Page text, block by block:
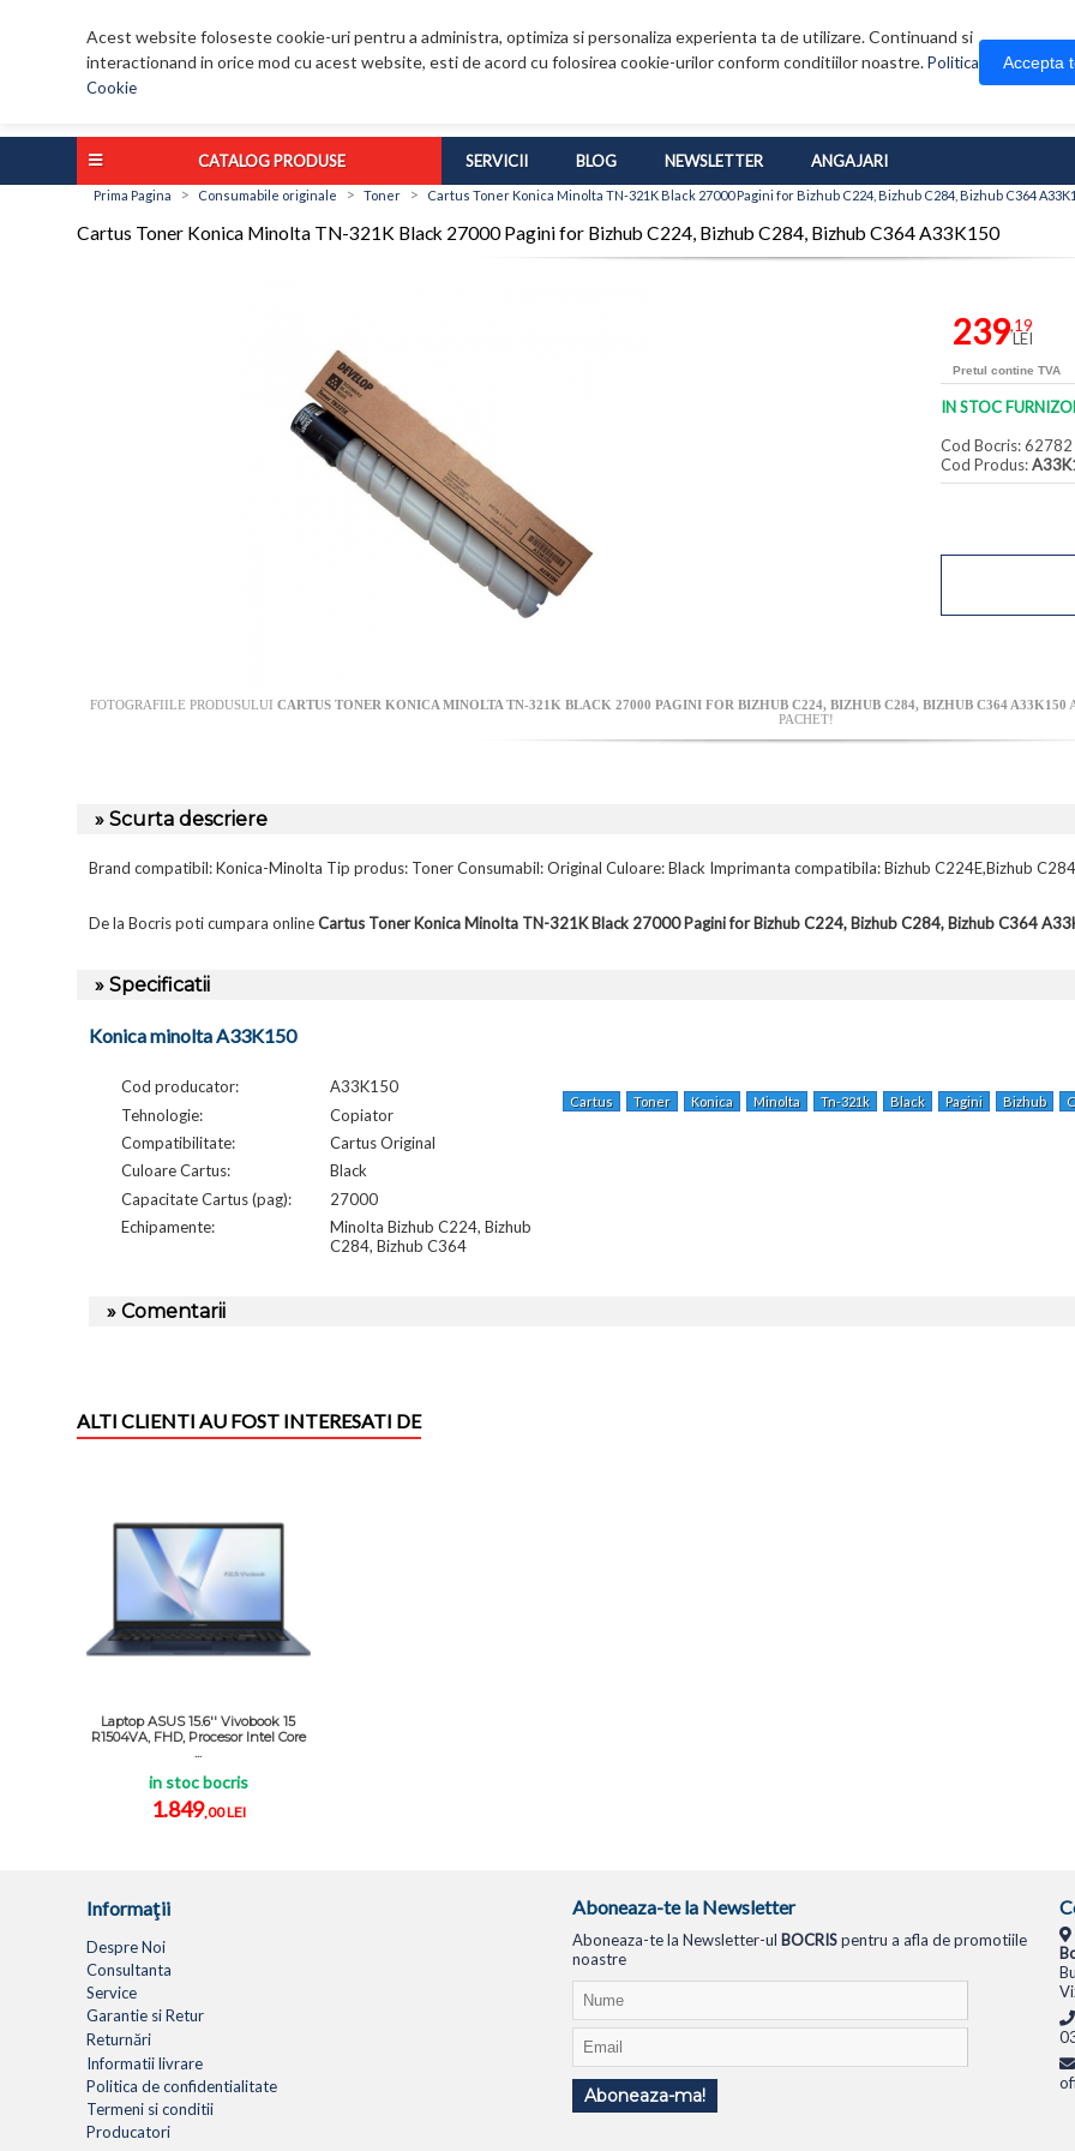
Acest website foloseste cookie-uri pentru a administra, optimiza si personaliza experienta ta de utilizare. Continuand si
interactionand in orice mod cu acest website, esti de acord cu folosirea cookie-urilor conform conditiilor noastre.Politica
Cookie
Accepta
CATALOG PRODUSE SERVICII BLOG NEWSLETTER ANGAJARI
Prima Pagina > Consumabile originale > Toner > Cartus Toner Konica Minolta TN-321K Black 27000 Pagini for Bizhub C224, Bizhub C284, Bizhub C364
Cartus Toner Konica Minolta TN-321K Black 27000 Pagini for Bizhub C224, Bizhub C284, Bizhub C364 A33K150
239,19
LEI
Pretul contine TVA
IN STOC
Cod Bocris: 62782
Cod Produs:
FOTOGRAFIILE PRODUSULUI CARTUS TONER KONICA MINOLTA TN-321K BLACK 27000 PAGINI FOR BIZHUB C224, BIZHUB C284, BIZHUB C364 A33K150
PACHET!
» Scurta descriere
Brand compatibil: Konica-Minolta Tip produs: Toner Consumabil: Original Culoare: Black Imprimanta compatibila: Bizhub C224E,Bizhub
De la Bocris poti cumpara onlineCartus Toner Konica Minolta TN-321K Black 27000 Pagini for Bizhub C224, Bizhub C284, Bizhub C364
» Specificatii
Konica minolta A33K150
Cod producator:
A33K150
Tehnologie:
Copiator
Compatibilitate:
Cartus Original
Culoare Cartus:
Black
Capacitate Cartus (pag):
27000
Echipamente:
Minolta Bizhub C224, Bizhub
C284, Bizhub C364
Cartus Toner Konica Minolta Tn-321k Black Pagini Bizhub
» Comentarii
ALTI CLIENTI AU FOST INTERESATI DE
Laptop ASUS 15.6'' Vivobook 15
R1504VA, FHD, Procesor Intel Core
in stoc bocris
1.849,00 LEI
Informaţii
Despre Noi
Consultanta
Service
Garantie si Retur
Returnări
Informatii livrare
Politica de confidentialitate
Termeni si conditii
Producatori
Aboneaza-te la Newsletter
Aboneaza-te la Newsletter-ulBOCRISpentru a afla de promotiile
noastre
Aboneaza-ma!